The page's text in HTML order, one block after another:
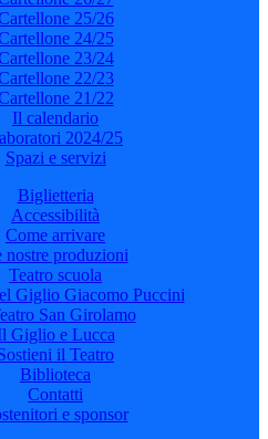
25/26
24/25
23/24
22/23
21/22
Il calendario
2024/25
Spazi e servizi
Biglietteria
Accessibilità
Come arrivare
nostre produzioni
Teatro scuola
Giglio Giacomo Puccini
San Girolamo
Giglio e Lucca
il Teatro
Biblioteca
Contatti
e sponsor